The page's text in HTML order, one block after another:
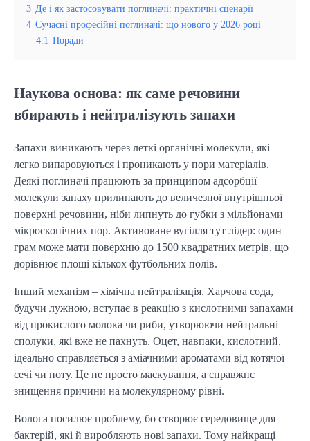
3 Де і як застосовувати поглиначі: практичні сценарії
4 Сучасні професійні поглиначі: що нового у 2026 році
4.1 Поради
Наукова основа: як саме речовини
вбирають і нейтралізують запахи
Запахи виникають через леткі органічні молекули, які
легко випаровуються і проникають у пори матеріалів.
Деякі поглиначі працюють за принципом адсорбції –
молекули запаху прилипають до величезної внутрішньої
поверхні речовини, ніби липнуть до губки з мільйонами
мікроскопічних пор. Активоване вугілля тут лідер: один
грам може мати поверхню до 1500 квадратних метрів, що
дорівнює площі кількох футбольних полів.
Інший механізм – хімічна нейтралізація. Харчова сода,
будучи лужною, вступає в реакцію з кислотними запахами
від прокислого молока чи риби, утворюючи нейтральні
сполуки, які вже не пахнуть. Оцет, навпаки, кислотний,
ідеально справляється з аміачними ароматами від котячої
сечі чи поту. Це не просто маскування, а справжнє
знищення причини на молекулярному рівні.
Волога посилює проблему, бо створює середовище для
бактерій, які й виробляють нові запахи. Тому найкращі